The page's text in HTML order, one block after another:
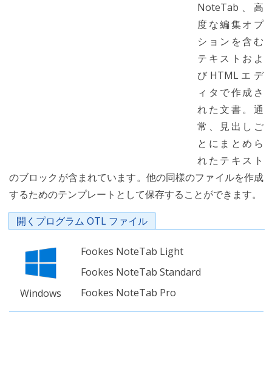
NoteTab、高
度な編集オプ
ションを含む
テキストおよ
びHTMLエデ
ィタで作成さ
れた文書。通
常、見出しご
とにまとめら
れたテキスト
のブロックが含まれています。他の同様のファイルを作成
するためのテンプレートとして保存することができます。
開くプログラム OTL ファイル
Windows
Fookes NoteTab Light
Fookes NoteTab Standard
Fookes NoteTab Pro